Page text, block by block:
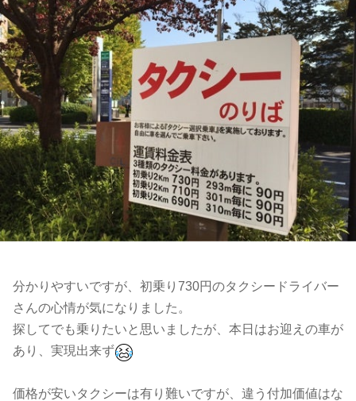
分かりやすいですが、初乗り730円のタクシードライバー
さんの心情が気になりました。
探してでも乗りたいと思いましたが、本日はお迎えの車が
あり、実現出来ず
価格が安いタクシーは有り難いですが、違う付加価値はな